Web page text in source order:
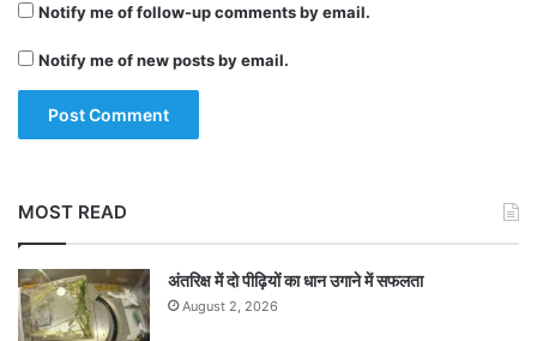
Notify me of follow-up comments by email.
Notify me of new posts by email.
MOST READ
अंतरिक्ष में दो पीढ़ियों का धान उगाने में सफलता
August 2, 2026